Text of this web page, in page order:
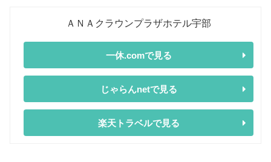
ＡＮＡクラウンプラザホテル宇部
一休.comで見る
じゃらんnetで見る
楽天トラベルで見る